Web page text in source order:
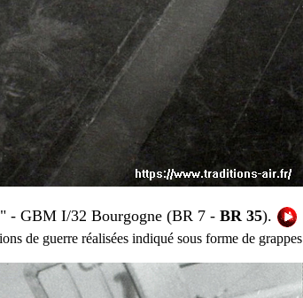
- GBM I/32 Bourgogne (BR 7 - BR 35).
de guerre réalisées indiqué sous forme de grappes